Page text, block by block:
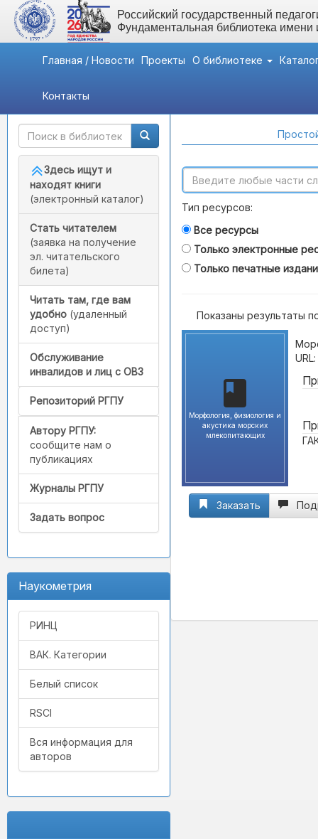
Российский государственный
Фундаментальная библиотека
Главная / Новости Проекты О библиотеке
Контакты
Быстрый доступ
Здесь ищут и
находят книги
(электронный каталог)
Стать читателем
(заявка на получение
эл. читательского
билета)
Читать там, где вам
удобно (удаленный
доступ)
Обслуживание
инвалидов и лиц с ОВЗ
Репозиторий РГПУ
Автору РГПУ:
сообщите нам о
публикациях
Журналы РГПУ
Задать вопрос
Наукометрия
РИНЦ
ВАК. Категории
Белый список
RSCI
Вся информация для
авторов
Тип ресурсов:
Все ресурсы
Только электронные
Только печатные
Показаны результаты
Морфология, физиология и
акустика морских
млекопитающих
URL:
Заказать